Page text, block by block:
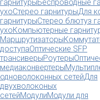
гарнитурыБеспроводные
ухоСтерео гарнитурыДля
гарнитурыСтерео блютуз
ухоКомпьютерные
Маршрутизаторы
доступаОптические SFP
трансиверыРоутеры
медиаконвертеры
одноволоконных сетейДля
двухволоконых
сетейМодулиМодули для